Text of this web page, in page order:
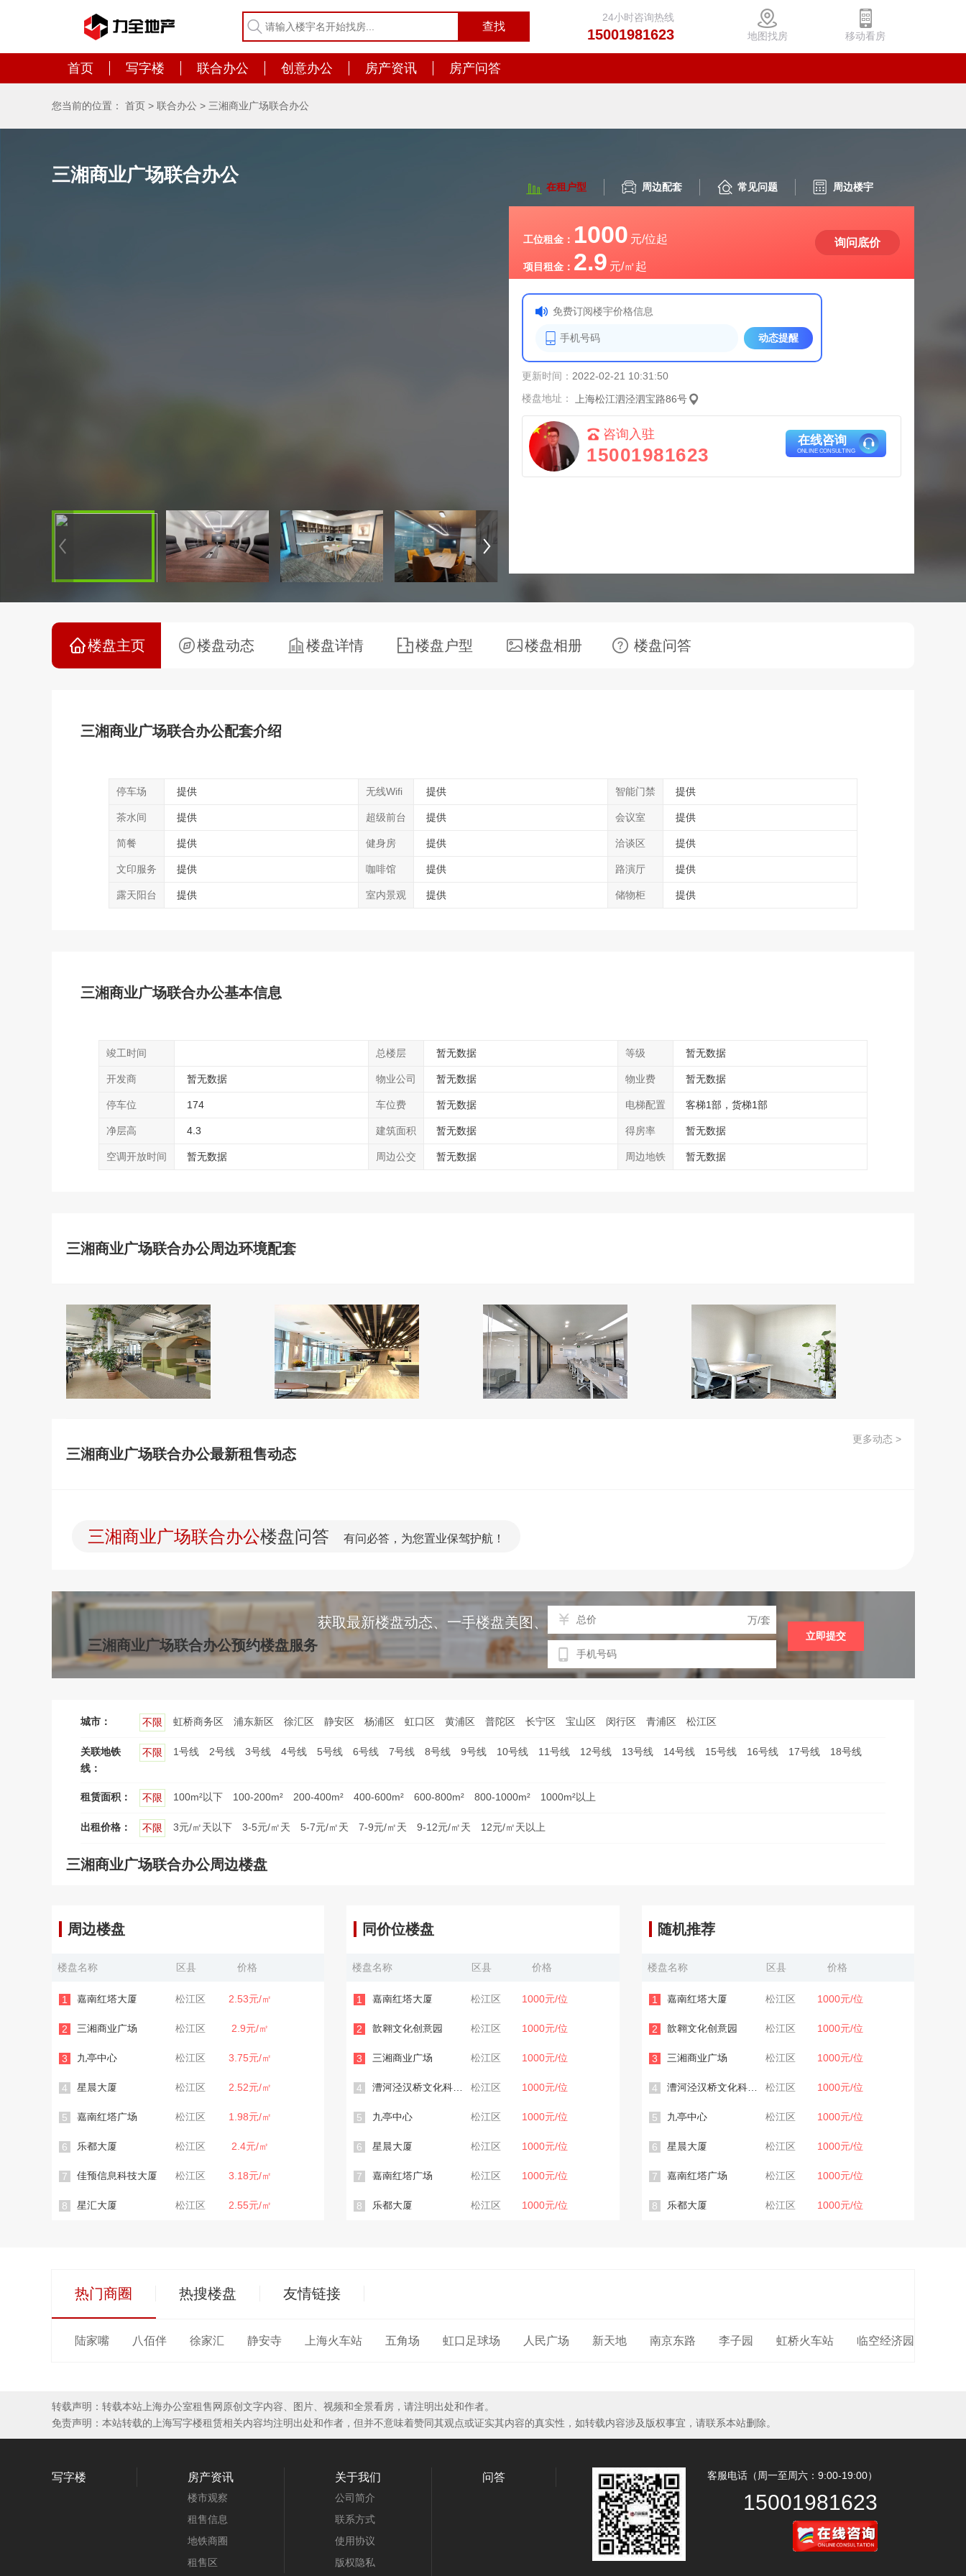
24小时咨询热线
15001981623 地图找房 移动看房
首页 写字楼 联合办公 创意办公 房产资讯 房产问答
您当前的位置： 首页 > 联合办公 > 三湘商业广场联合办公
三湘商业广场联合办公
在租户型 周边配套 常见问题 周边楼宇
工位租金： 1000 元/位起
项目租金： 2.9 元/㎡起
询问底价
免费订阅楼宇价格信息
动态提醒
更新时间： 2022-02-21 10:31:50
楼盘地址：
上海松江泗泾泗宝路86号
咨询入驻
15001981623
在线咨询
ONLINE CONSULTING
楼盘主页 楼盘动态 楼盘详情 楼盘户型 楼盘相册 楼盘问答
三湘商业广场联合办公配套介绍
停车场 提供 无线Wifi 提供 智能门禁 提供
茶水间 提供 超级前台 提供 会议室 提供
简餐 提供 健身房 提供 洽谈区 提供
文印服务 提供 咖啡馆 提供 路演厅 提供
露天阳台 提供 室内景观 提供 储物柜 提供
三湘商业广场联合办公基本信息
竣工时间 总楼层 暂无数据 等级 暂无数据
开发商 暂无数据 物业公司 暂无数据 物业费 暂无数据
停车位 174 车位费 暂无数据 电梯配置 客梯1部，货梯1部
净层高 4.3 建筑面积 暂无数据 得房率 暂无数据
空调开放时间 暂无数据 周边公交 暂无数据 周边地铁 暂无数据
三湘商业广场联合办公周边环境配套
三湘商业广场联合办公最新租售动态
更多动态 >
三湘商业广场联合办公楼盘问答 有问必答，为您置业保驾护航！
三湘商业广场联合办公预约楼盘服务
获取最新楼盘动态、一手楼盘美图、免费专车接送等服务
万/套
立即提交
城市： 不限 虹桥商务区 浦东新区 徐汇区 静安区 杨浦区 虹口区 黄浦区 普陀区 长宁区 宝山区 闵行区 青浦区 松江区
关联地铁
线：
不限 1号线 2号线 3号线 4号线 5号线 6号线 7号线 8号线 9号线 10号线 11号线 12号线 13号线 14号线 15号线 16号线 17号线 18号线
租赁面积： 不限 100m²以下 100-200m² 200-400m² 400-600m² 600-800m² 800-1000m² 1000m²以上
出租价格： 不限 3元/㎡天以下 3-5元/㎡天 5-7元/㎡天 7-9元/㎡天 9-12元/㎡天 12元/㎡天以上
三湘商业广场联合办公周边楼盘
周边楼盘
楼盘名称 区县 价格
1 嘉南红塔大厦 松江区 2.53元/㎡
2 三湘商业广场 松江区 2.9元/㎡
3 九亭中心 松江区 3.75元/㎡
4 星晨大厦 松江区 2.52元/㎡
5 嘉南红塔广场 松江区 1.98元/㎡
6 乐都大厦 松江区 2.4元/㎡
7 佳预信息科技大厦 松江区 3.18元/㎡
8 星汇大厦 松江区 2.55元/㎡
同价位楼盘
楼盘名称 区县 价格
1 嘉南红塔大厦 松江区 1000元/位
2 歆翱文化创意园 松江区 1000元/位
3 三湘商业广场 松江区 1000元/位
4 漕河泾汉桥文化科技园 松江区 1000元/位
5 九亭中心 松江区 1000元/位
6 星晨大厦 松江区 1000元/位
7 嘉南红塔广场 松江区 1000元/位
8 乐都大厦 松江区 1000元/位
随机推荐
楼盘名称 区县 价格
1 嘉南红塔大厦 松江区 1000元/位
2 歆翱文化创意园 松江区 1000元/位
3 三湘商业广场 松江区 1000元/位
4 松江区 1000元/位
5 九亭中心 松江区 1000元/位
6 星晨大厦 松江区 1000元/位
7 嘉南红塔广场 松江区 1000元/位
8 乐都大厦 松江区 1000元/位
热门商圈 热搜楼盘 友情链接
陆家嘴 八佰伴 徐家汇 静安寺 上海火车站 五角场 虹口足球场 人民广场 新天地 南京东路 李子园 虹桥火车站 临空经济园
转载声明：转载本站上海办公室租售网原创文字内容、图片、视频和全景看房，请注明出处和作者。
免责声明：本站转载的上海写字楼租赁相关内容均注明出处和作者，但并不意味着赞同其观点或证实其内容的真实性，如转载内容涉及版权事宜，请联系本站删除。
写字楼 房产资讯
楼市观察
租售信息
地铁商圈
租售区
关于我们
公司简介
联系方式
使用协议
版权隐私
问答 客服电话（周一至周六：9:00-19:00）
15001981623